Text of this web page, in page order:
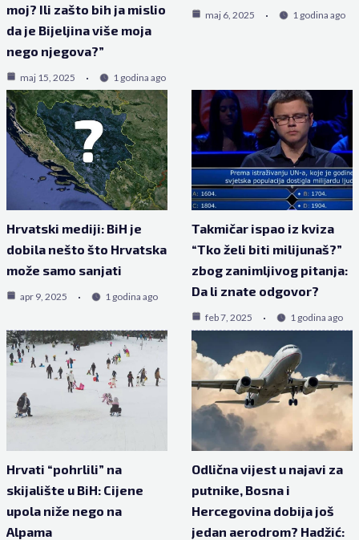
moj? Ili zašto bih ja mislio
da je Bijeljina više moja
nego njegova?”
maj 15, 2025 1 godina ago
maj 6, 2025 1 godina ago
Hrvatski mediji: BiH je
dobila nešto što Hrvatska
može samo sanjati
apr 9, 2025 1 godina ago
Takmičar ispao iz kviza
“Tko želi biti milijunaš?”
zbog zanimljivog pitanja:
Da li znate odgovor?
feb 7, 2025 1 godina ago
Hrvati “pohrlili” na
skijalište u BiH: Cijene
upola niže nego na
Alpama
Odlična vijest u najavi za
putnike, Bosna i
Hercegovina dobija još
jedan aerodrom? Hadžić: